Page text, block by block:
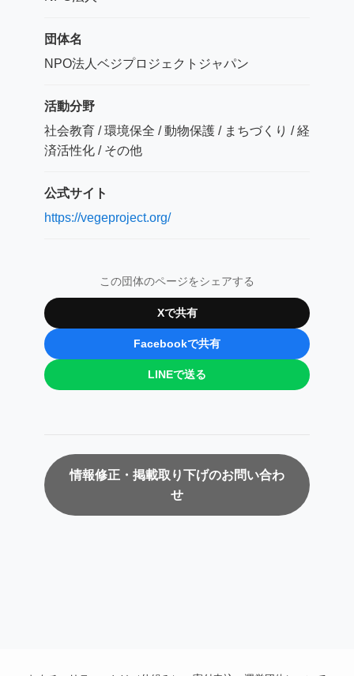
団体名
NPO法人ベジプロジェクトジャパン
活動分野
社会教育 / 環境保全 / 動物保護 / まちづくり / 経
済活性化 / その他
公式サイト
https://vegeproject.org/
この団体のページをシェアする
Xで共有
Facebookで共有
LINEで送る
情報修正・掲載取り下げのお問い合わ
せ